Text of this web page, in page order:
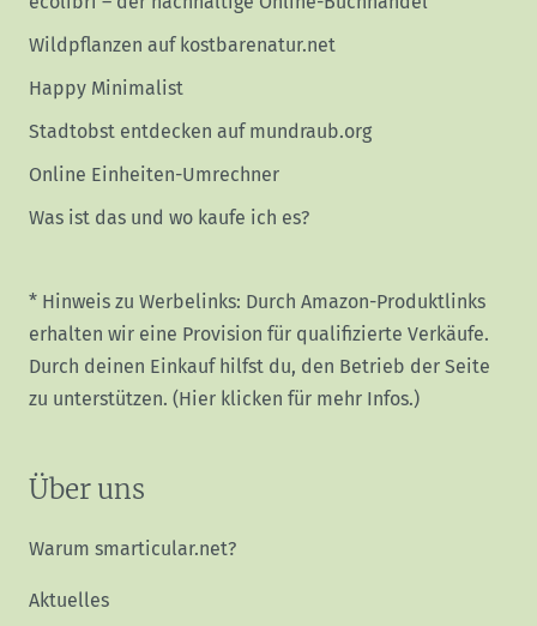
Wildpflanzen auf kostbarenatur.net
Happy Minimalist
Stadtobst entdecken auf mundraub.org
Online Einheiten-Umrechner
Was ist das und wo kaufe ich es?
* Hinweis zu Werbelinks: Durch Amazon-Produktlinks
erhalten wir eine Provision für qualifizierte Verkäufe.
Durch deinen Einkauf hilfst du, den Betrieb der Seite
zu unterstützen. (Hier klicken für mehr Infos.)
Über uns
Warum smarticular.net?
Aktuelles